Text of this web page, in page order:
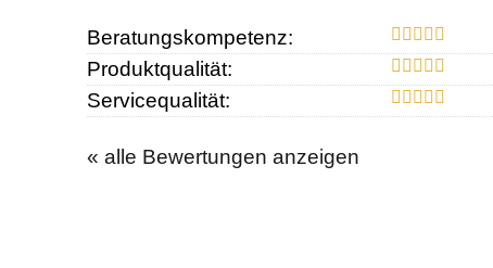
Beratungskompetenz:
Produktqualität:
Servicequalität:
« alle Bewertungen anzeigen